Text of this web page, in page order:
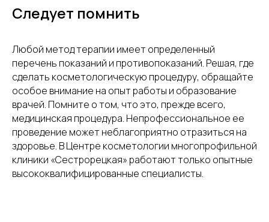
Следует помнить
Любой метод терапии имеет определенный
перечень показаний и противопоказаний. Решая, где
сделать косметологическую процедуру, обращайте
особое внимание на опыт работы и образование
врачей. Помните о том, что это, прежде всего,
медицинская процедура. Непрофессиональное ее
проведение может неблагоприятно отразиться на
здоровье. В Центре косметологии многопрофильной
клиники «Сестрорецкая» работают только опытные
высококвалифицированные специалисты.